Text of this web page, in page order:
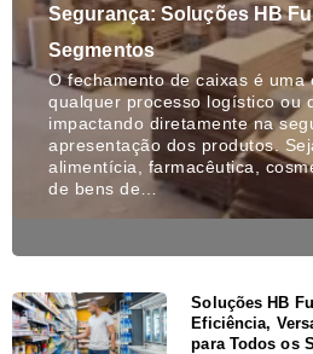
Segurança: Soluções HB
Segmentos
O fechamento de caixas é uma
qualquer processo logístico ou
impactando diretamente na
apresentação dos produtos.
alimentícia, farmacêutica,
de bens de…
Soluções HB
Eficiência,
para Todos os